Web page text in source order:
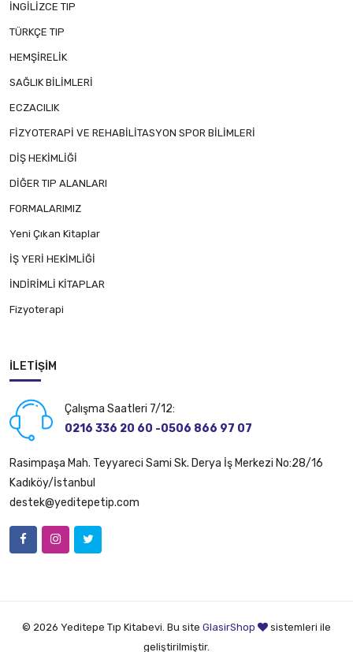
İNGİLİZCE TIP
TÜRKÇE TIP
HEMŞİRELİK
SAĞLIK BİLİMLERİ
ECZACILIK
FİZYOTERAPİ VE REHABİLİTASYON SPOR BİLİMLERİ
DİŞ HEKİMLİĞİ
DİĞER TIP ALANLARI
FORMALARIMIZ
Yeni Çıkan Kitaplar
İŞ YERİ HEKİMLİĞİ
İNDİRİMLİ KİTAPLAR
Fizyoterapi
İLETIŞIM
Çalışma Saatleri 7/12:
0216 336 20 60 -0506 866 97 07
Rasimpaşa Mah. Teyyareci Sami Sk. Derya İş Merkezi No:28/16
Kadıköy/İstanbul
destek@yeditepetip.com
© 2026 Yeditepe Tıp Kitabevi. Bu site GlasirShop
sistemleri ile
geliştirilmiştir.